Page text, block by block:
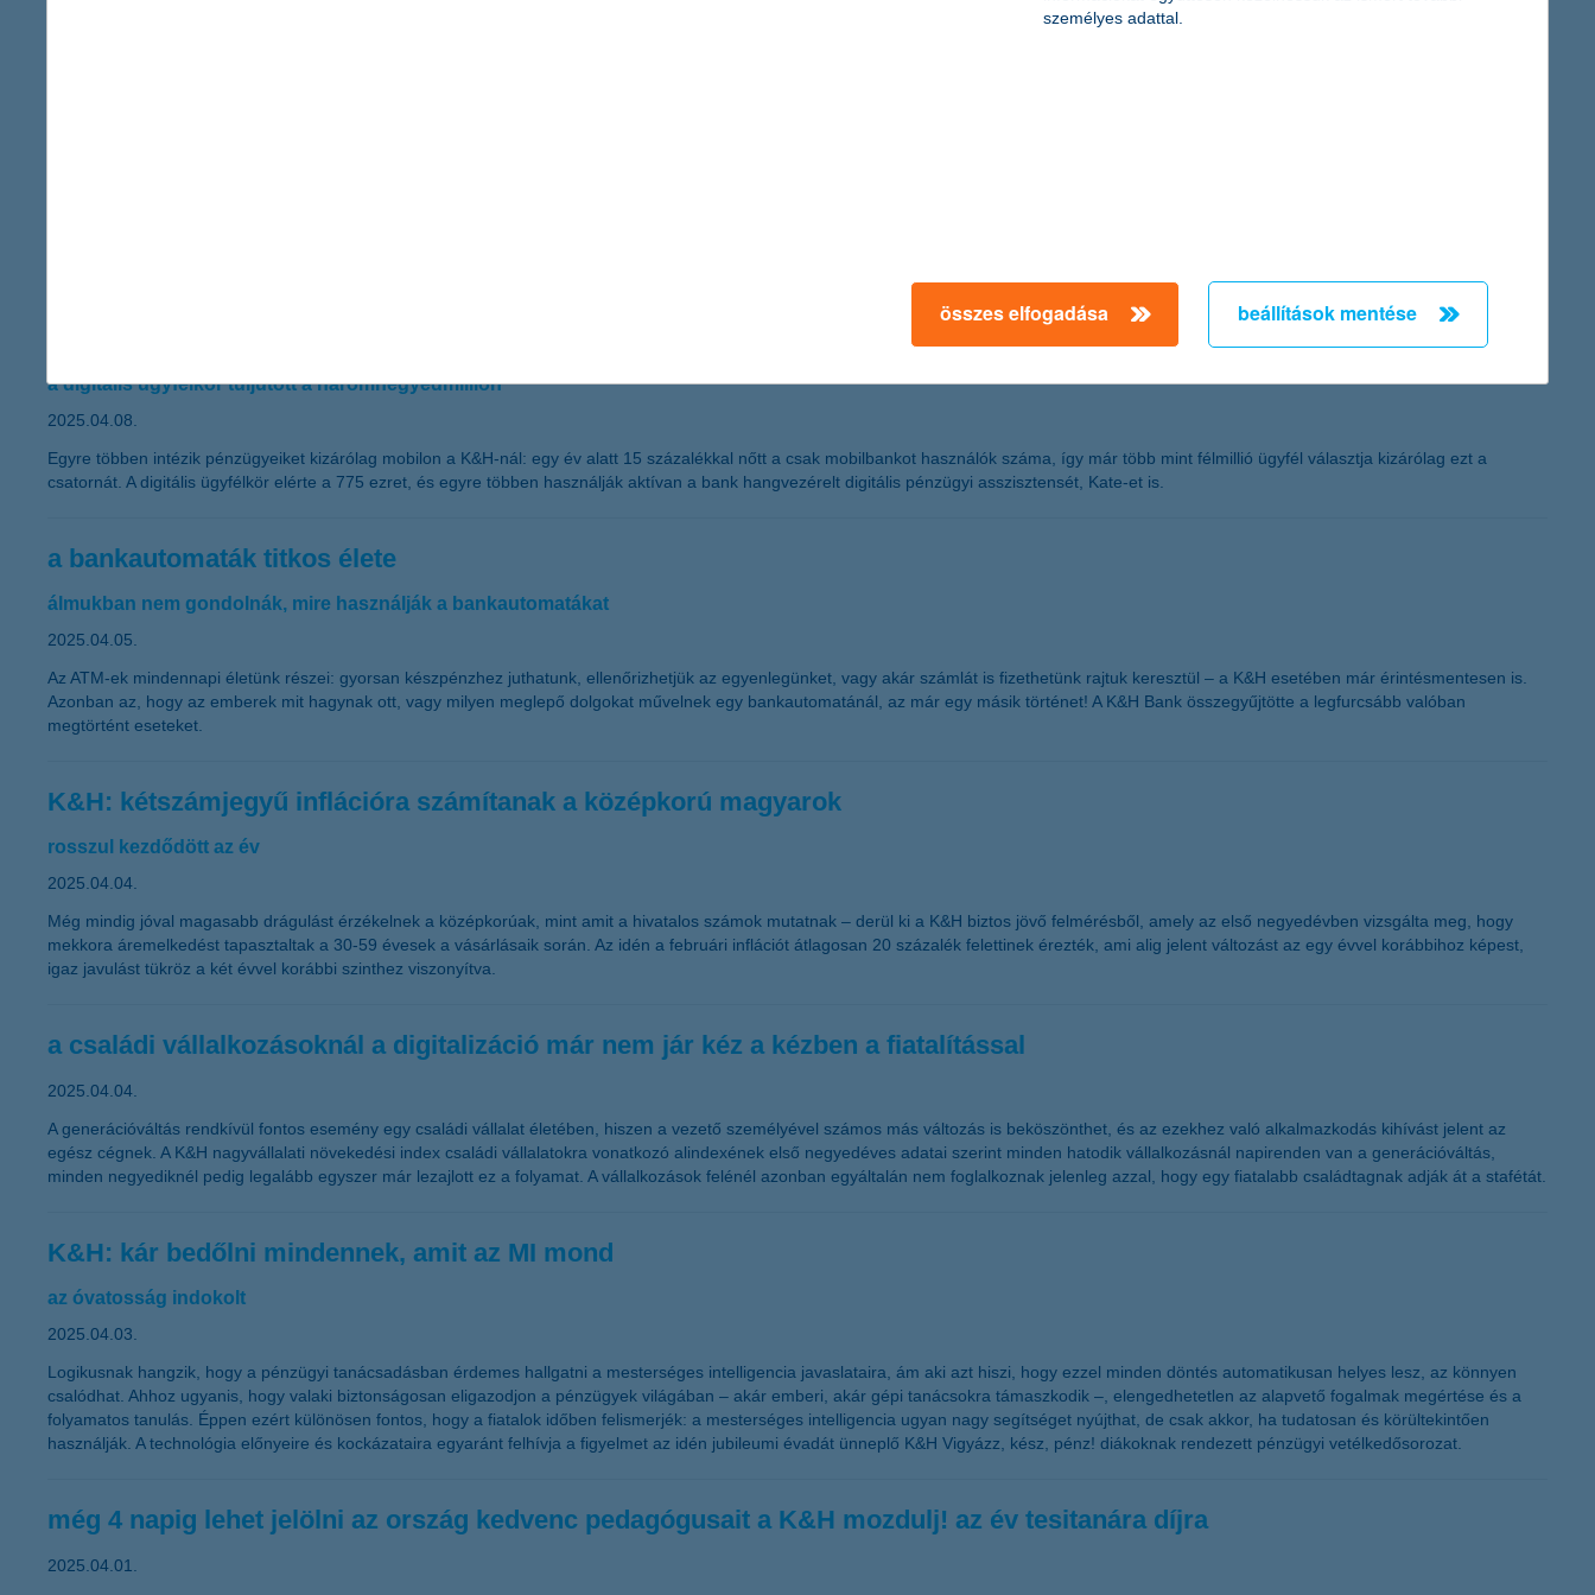
a digitális ügyfélkör túljutott a háromnegyedmillión
2025.04.08.
Egyre többen intézik pénzügyeiket kizárólag mobilon a K&H-nál: egy év alatt 15 százalékkal nőtt a csak mobilbankot használók száma, így már több mint félmillió ügyfél választja kizárólag ezt a
csatornát. A digitális ügyfélkör elérte a 775 ezret, és egyre többen használják aktívan a bank hangvezérelt digitális pénzügyi asszisztensét, Kate-et is.
a bankautomaták titkos élete
álmukban nem gondolnák, mire használják a bankautomatákat
2025.04.05.
Az ATM-ek mindennapi életünk részei: gyorsan készpénzhez juthatunk, ellenőrizhetjük az egyenlegünket, vagy akár számlát is fizethetünk rajtuk keresztül – a K&H esetében már érintésmentesen is.
Azonban az, hogy az emberek mit hagynak ott, vagy milyen meglepő dolgokat művelnek egy bankautomatánál, az már egy másik történet! A K&H Bank összegyűjtötte a legfurcsább valóban
megtörtént eseteket.
K&H: kétszámjegyű inflációra számítanak a középkorú magyarok
rosszul kezdődött az év
2025.04.04.
Még mindig jóval magasabb drágulást érzékelnek a középkorúak, mint amit a hivatalos számok mutatnak – derül ki a K&H biztos jövő felmérésből, amely az első negyedévben vizsgálta meg, hogy
mekkora áremelkedést tapasztaltak a 30-59 évesek a vásárlásaik során. Az idén a februári inflációt átlagosan 20 százalék felettinek érezték, ami alig jelent változást az egy évvel korábbihoz képest,
igaz javulást tükröz a két évvel korábbi szinthez viszonyítva.
a családi vállalkozásoknál a digitalizáció már nem jár kéz a kézben a fiatalítással
2025.04.04.
A generációváltás rendkívül fontos esemény egy családi vállalat életében, hiszen a vezető személyével számos más változás is beköszönthet, és az ezekhez való alkalmazkodás kihívást jelent az
egész cégnek. A K&H nagyvállalati növekedési index családi vállalatokra vonatkozó alindexének első negyedéves adatai szerint minden hatodik vállalkozásnál napirenden van a generációváltás,
minden negyediknél pedig legalább egyszer már lezajlott ez a folyamat. A vállalkozások felénél azonban egyáltalán nem foglalkoznak jelenleg azzal, hogy egy fiatalabb családtagnak adják át a stafétát.
K&H: kár bedőlni mindennek, amit az MI mond
az óvatosság indokolt
2025.04.03.
Logikusnak hangzik, hogy a pénzügyi tanácsadásban érdemes hallgatni a mesterséges intelligencia javaslataira, ám aki azt hiszi, hogy ezzel minden döntés automatikusan helyes lesz, az könnyen
csalódhat. Ahhoz ugyanis, hogy valaki biztonságosan eligazodjon a pénzügyek világában – akár emberi, akár gépi tanácsokra támaszkodik –, elengedhetetlen az alapvető fogalmak megértése és a
folyamatos tanulás. Éppen ezért különösen fontos, hogy a fiatalok időben felismerjék: a mesterséges intelligencia ugyan nagy segítséget nyújthat, de csak akkor, ha tudatosan és körültekintően
használják. A technológia előnyeire és kockázataira egyaránt felhívja a figyelmet az idén jubileumi évadát ünneplő K&H Vigyázz, kész, pénz! diákoknak rendezett pénzügyi vetélkedősorozat.
még 4 napig lehet jelölni az ország kedvenc pedagógusait a K&H mozdulj! az év tesitanára díjra
2025.04.01.
személyes adattal.
összes elfogadása beállítások mentése